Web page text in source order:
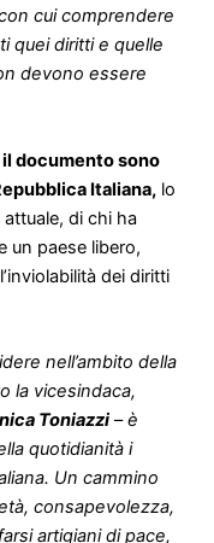
cui comprendere
quei diritti e quelle
devono essere
documento sono
Italiana, lo
di chi ha
un paese libero,
dei diritti
nell’ambito della
la vicesindaca,
Toniazzi –è
quotidianità i
Un cammino
consapevolezza,
artigiani di pace,